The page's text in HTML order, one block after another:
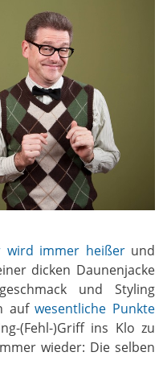
wird immer heißerund
dicken Daunenjacke
und Styling
aufwesentliche Punkte
(Fehl-)Griff ins Klo zu
wieder: Die selben